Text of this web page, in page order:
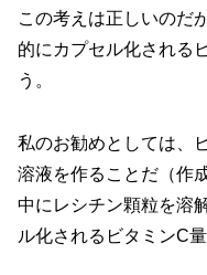
この考えは正しいのだ
的にカプセル化される
う。
私のお勧めとしては、
溶液を作ることだ（作
中にレシチン顆粒を溶
ル化されるビタミンC